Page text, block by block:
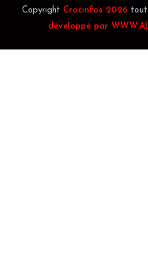
Copyright Crocinfos 2026
développé par